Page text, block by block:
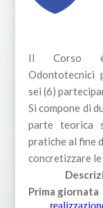
Il Corso
Odontotecnici
sei (6)
Si compone di
parte teorica
pratiche al fine
concretizzare le
Prima giornata